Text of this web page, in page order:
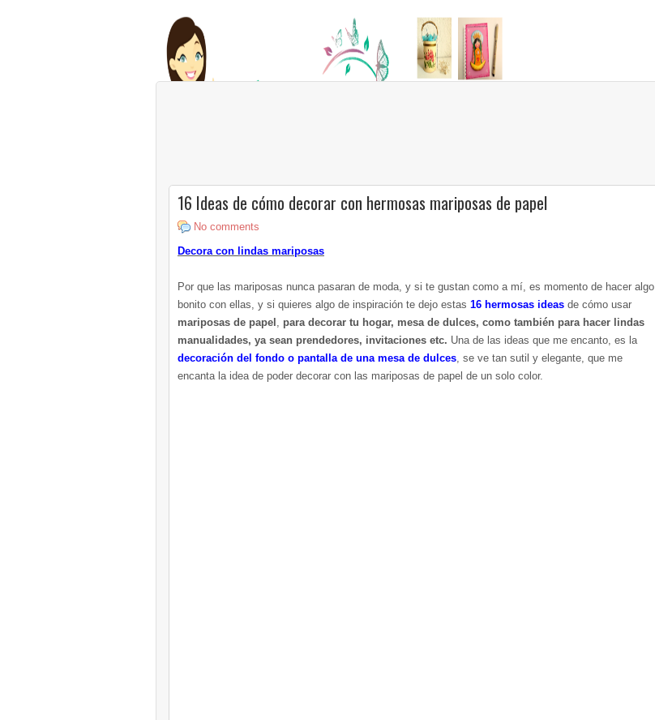
16 Ideas de cómo decorar con hermosas mariposas de papel
No comments
Decora con lindas mariposas
Por que las mariposas nunca pasaran de moda, y si te gustan como a mí, es momento de hacer algo
bonito con ellas, y si quieres algo de inspiración te dejo estas 16 hermosas ideas de cómo usar
mariposas de papel , para decorar tu hogar, mesa de dulces, como también para hacer lindas
manualidades, ya sean prendedores, invitaciones etc. Una de las ideas que me encanto, es la
decoración del fondo o pantalla de una mesa de dulces, se ve tan sutil y elegante, que me
encanta la idea de poder decorar con las mariposas de papel de un solo color.